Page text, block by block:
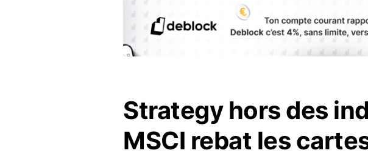
Strategy hors des
MSCI rebat les